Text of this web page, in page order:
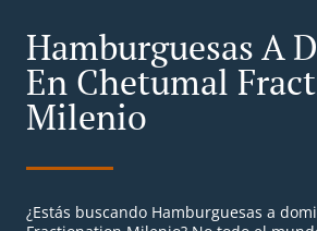
Hamburguesas A
En Chetumal
Milenio
¿Estás buscando Hamburguesas a